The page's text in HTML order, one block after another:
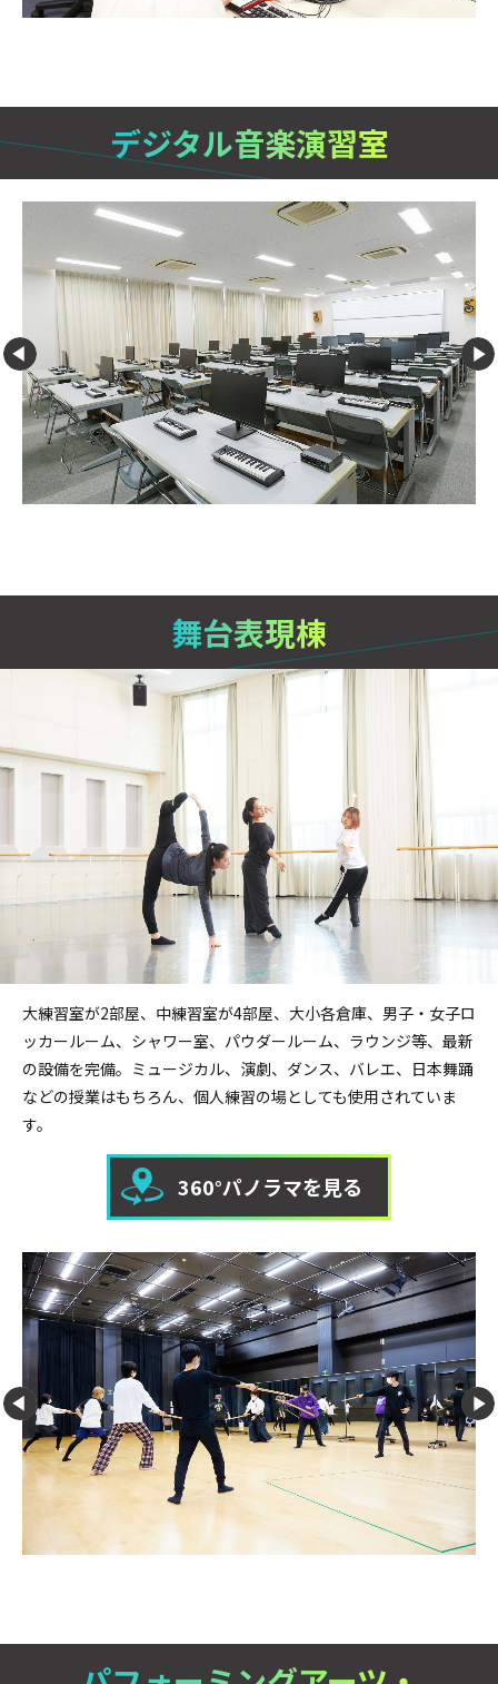
デジタル音楽演習室
舞台表現棟
大練習室が2部屋、中練習室が4部屋、大小各倉庫、男子・女子ロ
ッカールーム、シャワー室、パウダールーム、ラウンジ等、最新
の設備を完備。ミュージカル、演劇、ダンス、バレエ、日本舞踊
などの授業はもちろん、個人練習の場としても使用されていま
す。
360°パノラマを見る